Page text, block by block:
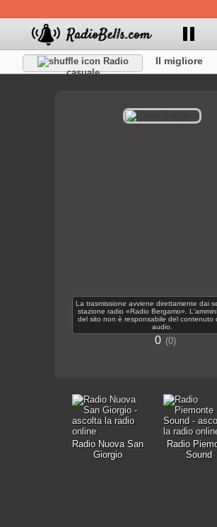
Radio
casuale
Il migliore
La trasmissione avviene direttamente dai
stazione radio «Radio Bergamo».
del sito non è responsabile del contenuto
audio.
0 0
Radio Nuova San
Giorgio
Radio
Sound